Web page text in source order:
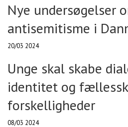
Nye undersøgelser
antisemitisme i
20/03 2024
Unge skal skabe
identitet og
forskelligheder
08/03 2024